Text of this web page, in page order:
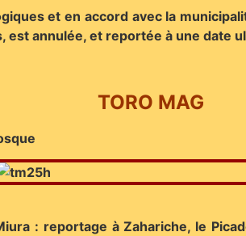
et en accord avec la
est annulée, et reportée à une date
TORO MAG
: reportage à Zahariche, le